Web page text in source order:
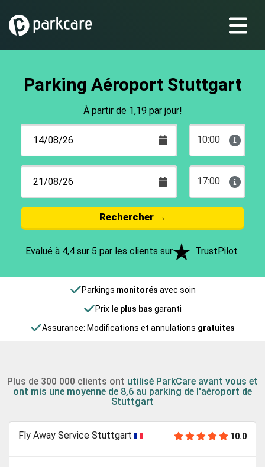
Parking Aéroport Stuttgart
À partir de 1,19 par jour!
10:00
17:00
Rechercher→
Evalué à 4,4 sur 5 par les clients sur TrustPilot
Parkings monitorés avec soin
Prix le plus bas garanti
Assurance: Modifications et annulations gratuites
Plus de 300 000 clients ont utilisé ParkCare avant vous et
ont mis une moyenne de 8,6 au parking de l'aéroport de
Stuttgart
Fly Away Service Stuttgart 10.0